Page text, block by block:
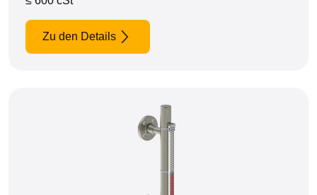
Zu den Details